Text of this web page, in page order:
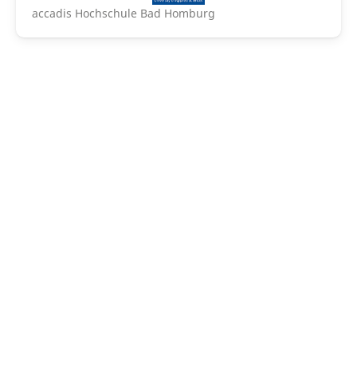
accadis Hochschule Bad Homburg